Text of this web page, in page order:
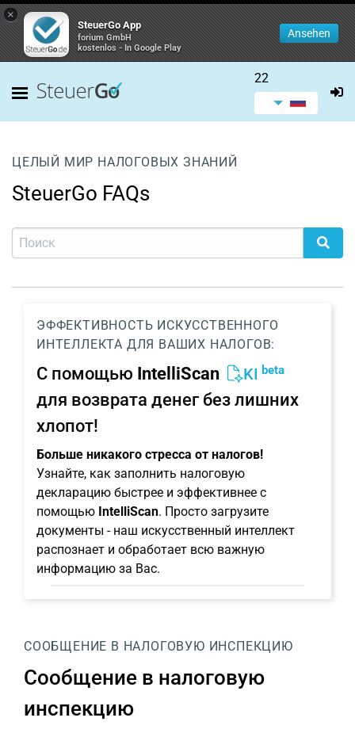
×
SteuerGo App
forium GmbH
kostenlos - In Google Play
Ansehen
22
ЦЕЛЫЙ МИР НАЛОГОВЫХ ЗНАНИЙ
SteuerGo FAQs
ЭФФЕКТИВНОСТЬ ИСКУССТВЕННОГО
ИНТЕЛЛЕКТА ДЛЯ ВАШИХ НАЛОГОВ:
С помощью IntelliScan KI beta
для возврата денег без лишних
хлопот!
Больше никакого стресса от налогов!
Узнайте, как заполнить налоговую
декларацию быстрее и эффективнее с
помощью IntelliScan. Просто загрузите
документы - наш искусственный интеллект
распознает и обработает всю важную
информацию за Вас.
СООБЩЕНИЕ В НАЛОГОВУЮ ИНСПЕКЦИЮ
Сообщение в налоговую
инспекцию